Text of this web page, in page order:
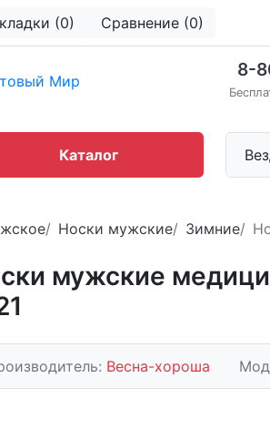
(0) Сравнение (0)
8-
Каталог
Носки мужские Зимние
мужские
Весна-хороша